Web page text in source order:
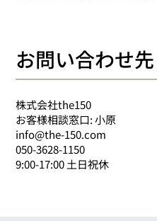
お問い合わせ先
株式会社the150
お客様相談窓口: 小原
info@the-150.com
050-3628-1150
9:00-17:00 土日祝休